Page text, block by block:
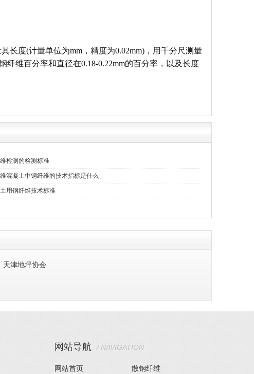
长度(计量单位为mm，精度为0.02mm)，用千分尺测量
纤维百分率和直径在0.18-0.22mm的百分率，以及长度
检测的检测标准
混凝土中钢纤维的技术指标是什么
用钢纤维技术标准
天津地坪协会
网站导航 / NAVIGATION
网站首页 散钢纤维